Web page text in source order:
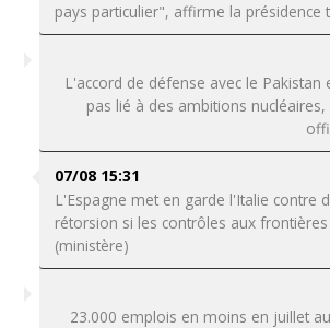
pays particulier", affirme la présidence
L'accord de défense avec le Pakistan
pas lié à des ambitions
07/08 15:31
L'Espagne met en garde l'Italie contre
rétorsion si les contrôles aux
(ministère)
23.000 emplois en moins en juillet